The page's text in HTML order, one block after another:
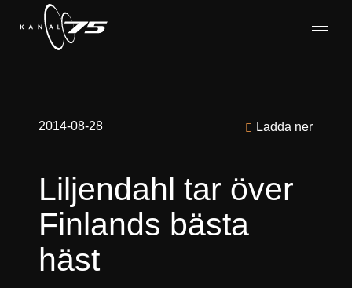
2014-08-28 Ladda ner
Liljendahl tar över
Finlands bästa
häst